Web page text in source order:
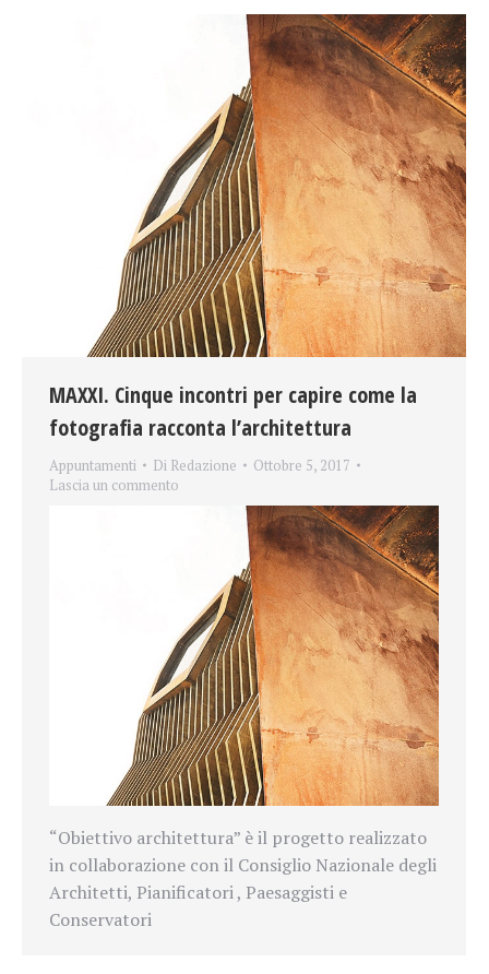
MAXXI. Cinque incontri per capire come la
fotografia racconta l’architettura
Appuntamenti Di Redazione
Ottobre 5, 2017
Lascia un commento
“Obiettivo architettura” è il progetto realizzato
in collaborazione con il Consiglio Nazionale degli
Architetti, Pianificatori , Paesaggisti e
Conservatori